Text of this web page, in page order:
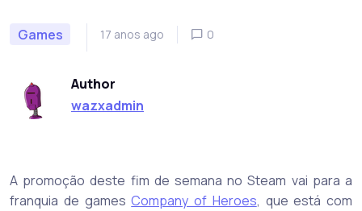
Games 17 anos ago 0
Author
wazxadmin
A promoção deste fim de semana no Steam vai para a
franquia de gamesCompany of Heroes, que está com